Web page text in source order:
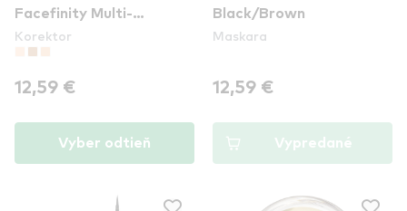
Facefinity Multi-
Perfector - 1N
Korektor
12,59 €
Vyber odtieň
Black/Brown
Maskara
12,59 €
Vypredané